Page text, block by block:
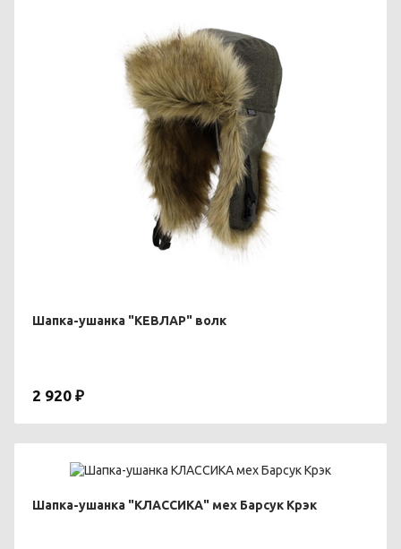
Шапка-ушанка "КЕВЛАР" волк
2 920 ₽
Шапка-ушанка "КЛАССИКА" мех Барсук Крэк